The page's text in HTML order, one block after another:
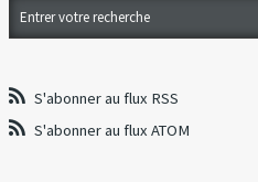
S'abonner au flux RSS
S'abonner au flux ATOM